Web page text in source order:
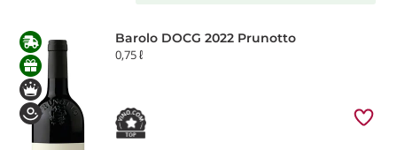
Barolo DOCG 2022 Prunotto
0,75 ℓ